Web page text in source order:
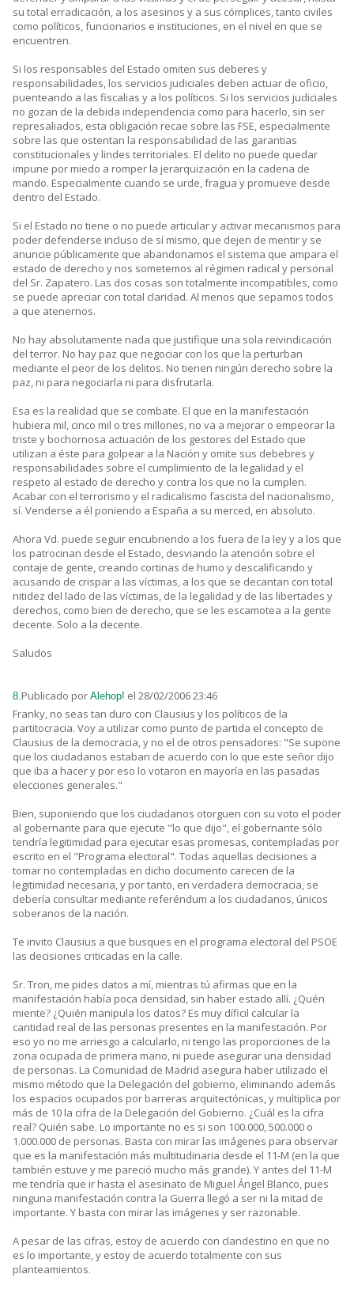
su total erradicación, a los asesinos y a sus cómplices, tanto civiles
como políticos, funcionarios e instituciones, en el nivel en que se
encuentren.
Si los responsables del Estado omiten sus deberes y
responsabilidades, los servicios judiciales deben actuar de oficio,
puenteando a las fiscalias y a los políticos. Si los servicios judiciales
no gozan de la debida independencia como para hacerlo, sin ser
represaliados, esta obligación recae sobre las FSE, especialmente
sobre las que ostentan la responsabilidad de las garantias
constitucionales y lindes territoriales. El delito no puede quedar
impune por miedo a romper la jerarquización en la cadena de
mando. Especialmente cuando se urde, fragua y promueve desde
dentro del Estado.
Si el Estado no tiene o no puede articular y activar mecanismos para
poder defenderse incluso de sí mismo, que dejen de mentir y se
anuncie públicamente que abandonamos el sistema que ampara el
estado de derecho y nos sometemos al régimen radical y personal
del Sr. Zapatero. Las dos cosas son totalmente incompatibles, como
se puede apreciar con total claridad. Al menos que sepamos todos
a que atenernos.
No hay absolutamente nada que justifique una sola reivindicación
del terror. No hay paz que negociar con los que la perturban
mediante el peor de los delitos. No tienen ningún derecho sobre la
paz, ni para negociarla ni para disfrutarla.
Esa es la realidad que se combate. El que en la manifestación
hubiera mil, cinco mil o tres millones, no va a mejorar o empeorar la
triste y bochornosa actuación de los gestores del Estado que
utilizan a éste para golpear a la Nación y omite sus debebres y
responsabilidades sobre el cumplimiento de la legalidad y el
respeto al estado de derecho y contra los que no la cumplen.
Acabar con el terrorismo y el radicalismo fascista del nacionalismo,
sí. Venderse a él poniendo a España a su merced, en absoluto.
Ahora Vd. puede seguir encubriendo a los fuera de la ley y a los que
los patrocinan desde el Estado, desviando la atención sobre el
contaje de gente, creando cortinas de humo y descalificando y
acusando de crispar a las víctimas, a los que se decantan con total
nitidez del lado de las víctimas, de la legalidad y de las libertades y
derechos, como bien de derecho, que se les escamotea a la gente
decente. Solo a la decente.
Saludos
8.Publicado por Alehop! el 28/02/2006 23:46
Franky, no seas tan duro con Clausius y los políticos de la
partitocracia. Voy a utilizar como punto de partida el concepto de
Clausius de la democracia, y no el de otros pensadores: "Se supone
que los ciudadanos estaban de acuerdo con lo que este señor dijo
que iba a hacer y por eso lo votaron en mayoría en las pasadas
elecciones generales."
Bien, suponiendo que los ciudadanos otorguen con su voto el poder
al gobernante para que ejecute "lo que dijo", el gobernante sólo
tendría legitimidad para ejecutar esas promesas, contempladas por
escrito en el "Programa electoral". Todas aquellas decisiones a
tomar no contempladas en dicho documento carecen de la
legitimidad necesaria, y por tanto, en verdadera democracia, se
debería consultar mediante referéndum a los ciudadanos, únicos
soberanos de la nación.
Te invito Clausius a que busques en el programa electoral del PSOE
las decisiones criticadas en la calle.
Sr. Tron, me pides datos a mí, mientras tú afirmas que en la
manifestación había poca densidad, sin haber estado allí. ¿Quén
miente? ¿Quién manipula los datos? Es muy díficil calcular la
cantidad real de las personas presentes en la manifestación. Por
eso yo no me arriesgo a calcularlo, ni tengo las proporciones de la
zona ocupada de primera mano, ni puede asegurar una densidad
de personas. La Comunidad de Madrid asegura haber utilizado el
mismo método que la Delegación del gobierno, eliminando además
los espacios ocupados por barreras arquitectónicas, y multiplica por
más de 10 la cifra de la Delegación del Gobierno. ¿Cuál es la cifra
real? Quién sabe. Lo importante no es si son 100.000, 500.000 o
1.000.000 de personas. Basta con mirar las imágenes para observar
que es la manifestación más multitudinaria desde el 11-M (en la que
también estuve y me pareció mucho más grande). Y antes del 11-M
me tendría que ir hasta el asesinato de Miguel Ángel Blanco, pues
ninguna manifestación contra la Guerra llegó a ser ni la mitad de
importante. Y basta con mirar las imágenes y ser razonable.
A pesar de las cifras, estoy de acuerdo con clandestino en que no
es lo importante, y estoy de acuerdo totalmente con sus
planteamientos.